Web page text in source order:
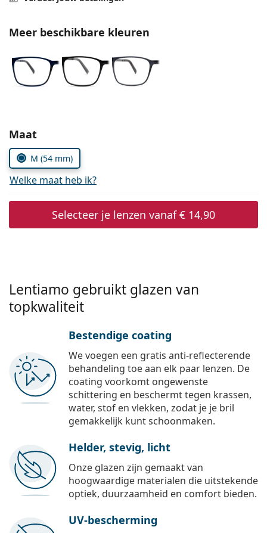
Alle merken
Meer beschikbare kleuren
Kies parameters:
Maat
M (54 mm)
Welke maat heb ik?
Selecteer je lenzen vanaf€ 14,90
Lentiamo gebruikt glazen van
topkwaliteit
Bestendige coating
We voegen een gratis anti-reflecterende
behandeling toe aan elk paar lenzen. De
coating voorkomt ongewenste
schittering en beschermt tegen krassen,
water, stof en vlekken, zodat je je bril
gemakkelijk kunt schoonmaken.
Helder, stevig, licht
Onze glazen zijn gemaakt van
hoogwaardige materialen die uitstekende
optiek, duurzaamheid en comfort bieden.
UV-bescherming